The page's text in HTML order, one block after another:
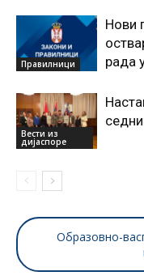
Правилници
Нови
рада
Вести из
дијаспоре
Образовно-